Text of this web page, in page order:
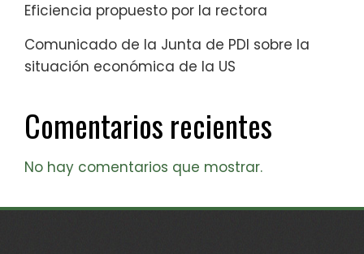
Eficiencia propuesto por la rectora
Comunicado de la Junta de PDI sobre la
situación económica de la US
Comentarios recientes
No hay comentarios que mostrar.